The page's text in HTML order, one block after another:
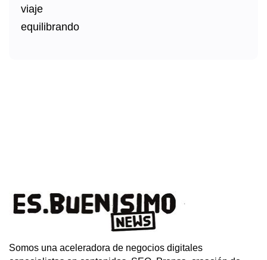
Somos una aceleradora de negocios digitales